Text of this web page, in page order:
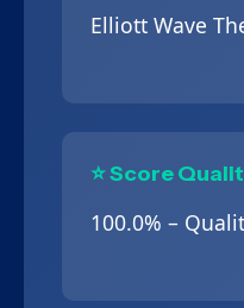
Elliott Wave
⭐ Score
100.0% –